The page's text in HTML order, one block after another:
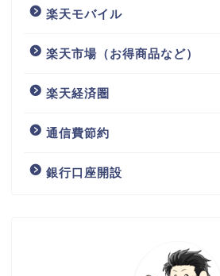
楽天モバイル
楽天市場（お得商品など）
楽天経済圏
通信費節約
銀行口座開設